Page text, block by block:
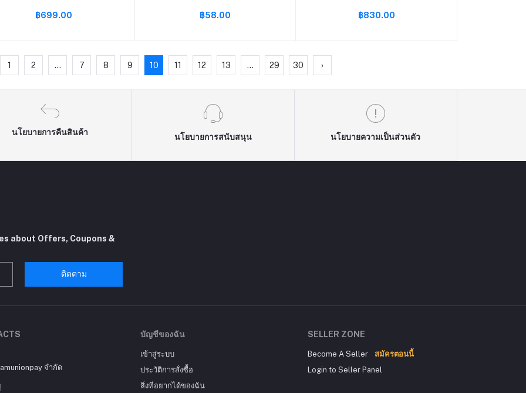
Ethernet Adapter USB-C
฿699.00 ฿58.00
Camcorder HD Camera Live
฿830.00
1 2 ... 7 8 9 10 11 12 13 ... 29 30 ›
นโยบายการคืนสินค้า
นโยบายการสนับสนุน นโยบายความเป็นส่วนตัว
about Offers, Coupons &
ติดตาม
จำกัด
บัญชีของฉัน
เข้าสู่ระบบ
ประวัติการสั่งซื้อ
สิ่งที่อยากได้ของฉัน
SELLER ZONE
Become A Seller
สมัครตอนนี้
Login to Seller Panel